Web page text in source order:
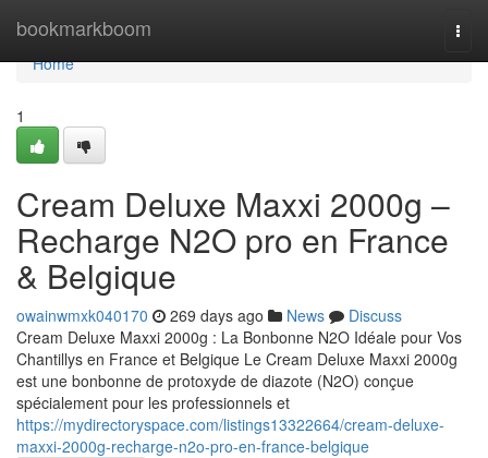
bookmarkboom
Home
Home
1
Cream Deluxe Maxxi 2000g –
Recharge N2O pro en France
& Belgique
owainwmxk040170 269 days ago News
Discuss
Cream Deluxe Maxxi 2000g : La Bonbonne N2O Idéale pour Vos
Chantillys en France et Belgique Le Cream Deluxe Maxxi 2000g
est une bonbonne de protoxyde de diazote (N2O) conçue
spécialement pour les professionnels et
https://mydirectoryspace.com/listings13322664/cream-deluxe-
maxxi-2000g-recharge-n2o-pro-en-france-belgique